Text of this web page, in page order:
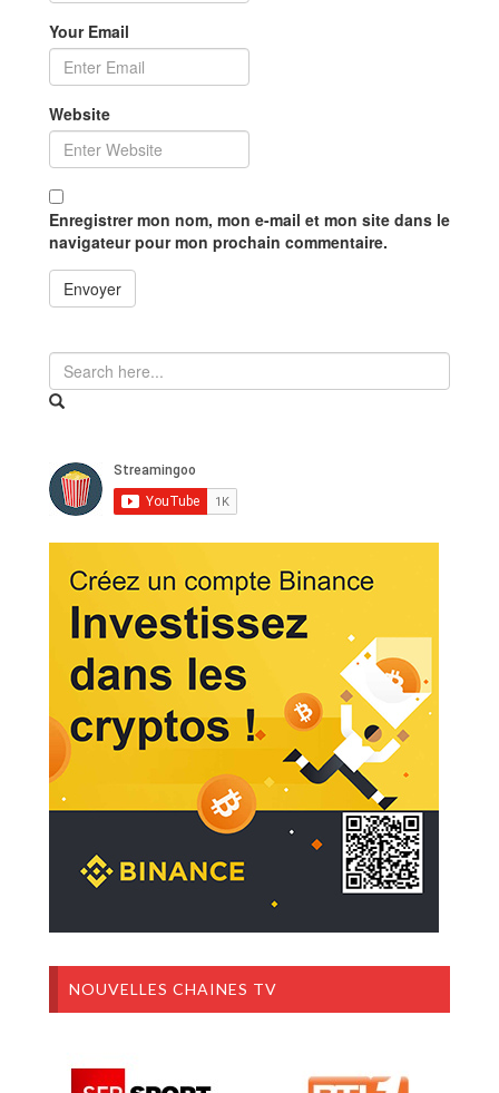
Your Email
Website
Enregistrer mon nom, mon e-mail et mon site dans le
navigateur pour mon prochain commentaire.
NOUVELLES CHAINES TV